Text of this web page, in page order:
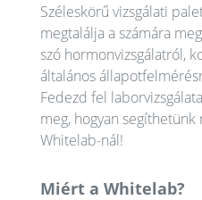
Széleskörű vizsgálati
megtalálja a számára
szó hormonvizsgálatról,
általános
Fedezd fel
meg, hogyan
Whitelab-nál!
Miért a Whitelab?